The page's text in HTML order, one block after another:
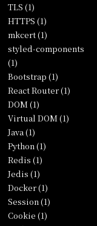
TLS (1)
HTTPS (1)
mkcert (1)
styled-components
(1)
Bootstrap (1)
React Router (1)
DOM (1)
Virtual DOM (1)
Java (1)
Python (1)
Redis (1)
Jedis (1)
Docker (1)
Session (1)
Cookie (1)